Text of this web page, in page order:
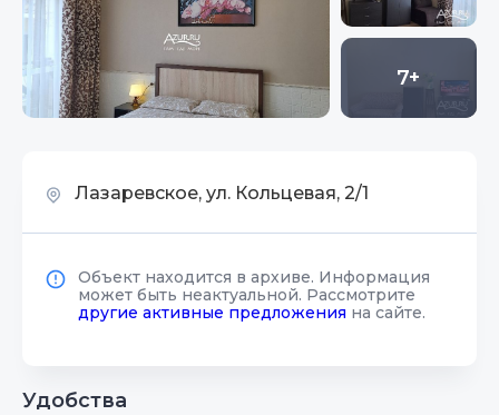
7+
Лазаревское, ул. Кольцевая, 2/1
Объект находится в архиве. Информация
может быть неактуальной. Рассмотрите
другие активные предложения на сайте.
Удобства